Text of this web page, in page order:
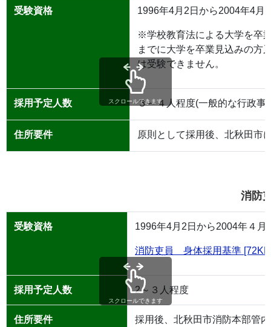
受験資格 1996年4月2日から2004年4月
※学校教育法による大学を卒
までに大学を卒業見込みの方
は受験できません。
採用予定人数 ３～４人程度(一般的な行政事
住所要件 原則として採用後、北秋田市
スクロールできます
消防
受験資格 1996年4月2日から2004年４
消防吏員 身体採用基準
採用予定人数 2～３人程度
住所要件 採用後、北秋田市消防本部管
スクロールできます